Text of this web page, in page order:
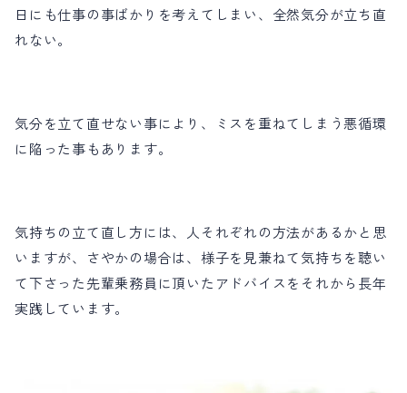
日にも仕事の事ばかりを考えてしまい、全然気分が立ち直
れない。
気分を立て直せない事により、ミスを重ねてしまう悪循環
に陥った事もあります。
気持ちの立て直し方には、人それぞれの方法があるかと思
いますが、さやかの場合は、様子を見兼ねて気持ちを聴い
て下さった先輩乗務員に頂いたアドバイスをそれから長年
実践しています。